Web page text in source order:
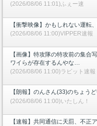
(2026/08/06 11:01)ふぇー速
【衝撃映像】かもしれない運転
(2026/08/06 11:00)VIPPER速報
【画像】特攻隊の特攻前の集合
ワイらが存在するんやな…
(2026/08/06 11:00)ラビット速報
【朗報】のんさん(33)のちょう
(2026/08/06 11:00)いたしん！
【速報】共同通信に天罰、不正